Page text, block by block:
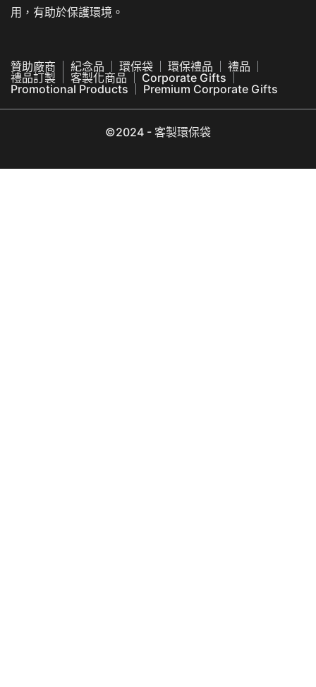
用，有助於保護環境。
贊助廠商 紀念品 環保袋 環保禮品
禮品
禮品訂製
客製化商品
Corporate Gifts
Promotional Products
Premium Corporate Gifts
©2024 - 客製環保袋